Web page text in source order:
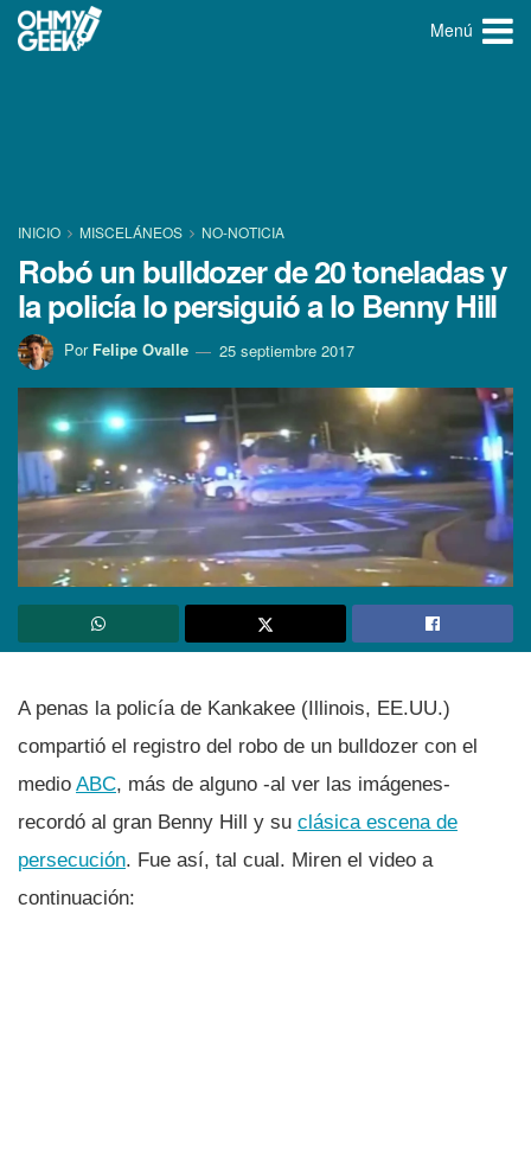
Menú
INICIO MISCELÁNEOS NO-NOTICIA
Robó un bulldozer de 20 toneladas y
la policí­a lo persiguió a lo Benny Hill
Por Felipe Ovalle 25 septiembre 2017
A penas la policí­a de Kankakee (Illinois, EE.UU.)
compartió el registro del robo de un bulldozer con el
medio ABC, más de alguno -al ver las imágenes-
recordó al gran Benny Hill y su clásica escena de
persecución. Fue así­, tal cual. Miren el video a
continuación: